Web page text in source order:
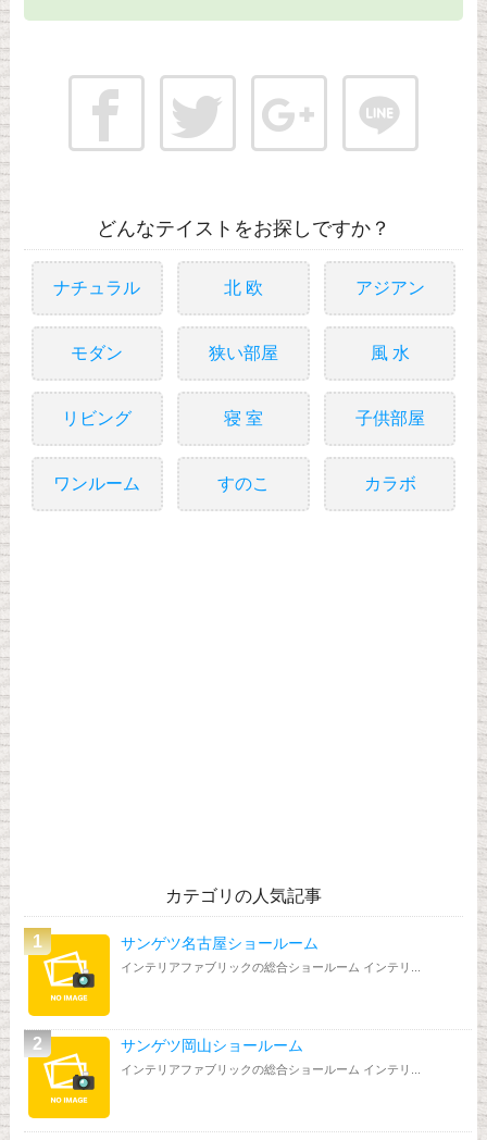
どんなテイストをお探しですか？
ナチュラル 北 欧 アジアン
モダン 狭い部屋 風 水
リビング 寝 室 子供部屋
ワンルーム すのこ カラボ
カテゴリの人気記事
サンゲツ名古屋ショールーム
インテリアファブリックの総合ショールーム インテリ...
サンゲツ岡山ショールーム
インテリアファブリックの総合ショールーム インテリ...